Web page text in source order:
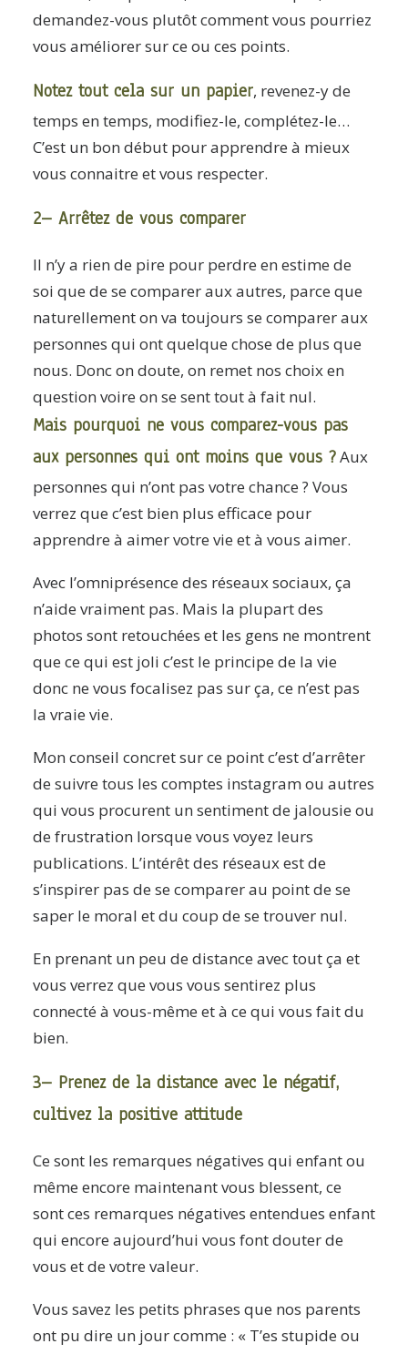
demandez-vous plutôt comment vous pourriez
vous améliorer sur ce ou ces points.
Notez tout cela sur un papier, revenez-y de
temps en temps, modifiez-le, complétez-le…
C’est un bon début pour apprendre à mieux
vous connaitre et vous respecter.
2– Arrêtez de vous comparer
Il n’y a rien de pire pour perdre en estime de
soi que de se comparer aux autres, parce que
naturellement on va toujours se comparer aux
personnes qui ont quelque chose de plus que
nous. Donc on doute, on remet nos choix en
question voire on se sent tout à fait nul.
Mais pourquoi ne vous comparez-vous pas
aux personnes qui ont moins que vous ?Aux
personnes qui n’ont pas votre chance ? Vous
verrez que c’est bien plus efficace pour
apprendre à aimer votre vie et à vous aimer.
Avec l’omniprésence des réseaux sociaux, ça
n’aide vraiment pas. Mais la plupart des
photos sont retouchées et les gens ne montrent
que ce qui est joli c’est le principe de la vie
donc ne vous focalisez pas sur ça, ce n’est pas
la vraie vie.
Mon conseil concret sur ce point c’est d’arrêter
de suivre tous les comptes instagram ou autres
qui vous procurent un sentiment de jalousie ou
de frustration lorsque vous voyez leurs
publications. L’intérêt des réseaux est de
s’inspirer pas de se comparer au point de se
saper le moral et du coup de se trouver nul.
En prenant un peu de distance avec tout ça et
vous verrez que vous vous sentirez plus
connecté à vous-même et à ce qui vous fait du
bien.
3– Prenez de la distance avec le négatif,
cultivez la positive attitude
Ce sont les remarques négatives qui enfant ou
même encore maintenant vous blessent, ce
sont ces remarques négatives entendues enfant
qui encore aujourd’hui vous font douter de
vous et de votre valeur.
Vous savez les petits phrases que nos parents
ont pu dire un jour comme : « T’es stupide ou